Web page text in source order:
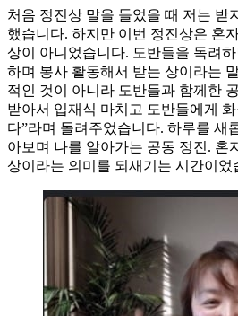
처음 정진상 말을 들었을 때 저는 받
했습니다. 하지만 이번 정진상은 혼
상이 아니었습니다. 도반들을 독려
하며 봉사 활동해서 받는 상이라는
적인 것이 아니라 도반들과 함께한
받아서 입재식 마치고 도반들에게
다”라며 돌려주었습니다. 하루를 새
아보며 나를 알아가는 공동 정진. 혼
상이라는 의미를 되새기는 시간이었